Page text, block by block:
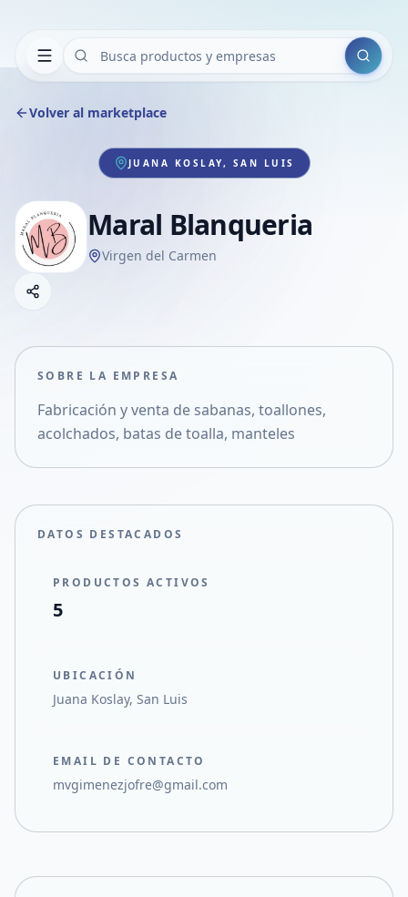
Buscar
Volver al marketplace
JUANA KOSLAY, SAN LUIS
Maral Blanqueria
Virgen del Carmen
Compartir empresa
Compartir en X
SOBRE LA EMPRESA
Fabricación y venta de sabanas, toallones,
acolchados, batas de toalla, manteles
DATOS DESTACADOS
PRODUCTOS ACTIVOS
5
UBICACIÓN
Juana Koslay, San Luis
EMAIL DE CONTACTO
mvgimenezjofre@gmail.com